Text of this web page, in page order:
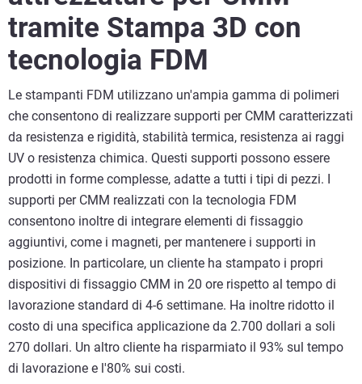
tramite Stampa 3D con
tecnologia FDM
Le stampanti FDM utilizzano un'ampia gamma di polimeri
che consentono di realizzare supporti per CMM caratterizzati
da resistenza e rigidità, stabilità termica, resistenza ai raggi
UV o resistenza chimica. Questi supporti possono essere
prodotti in forme complesse, adatte a tutti i tipi di pezzi. I
supporti per CMM realizzati con la tecnologia FDM
consentono inoltre di integrare elementi di fissaggio
aggiuntivi, come i magneti, per mantenere i supporti in
posizione. In particolare, un cliente ha stampato i propri
dispositivi di fissaggio CMM in 20 ore rispetto al tempo di
lavorazione standard di 4-6 settimane. Ha inoltre ridotto il
costo di una specifica applicazione da 2.700 dollari a soli
270 dollari. Un altro cliente ha risparmiato il 93% sul tempo
di lavorazione e l'80% sui costi.